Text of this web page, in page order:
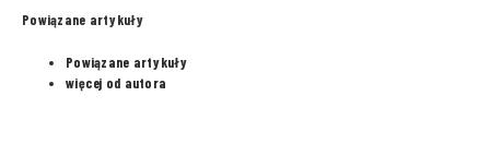
Powiązane artykuły
Powiązane artykuły
więcej od autora